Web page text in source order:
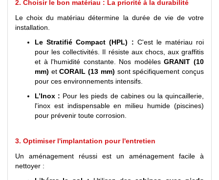
2. Choisir le bon matériau : La priorité à la durabilité
Le choix du matériau détermine la durée de vie de votre
installation.
Le Stratifié Compact (HPL) : C'est le matériau roi
pour les collectivités. Il résiste aux chocs, aux graffitis
et à l'humidité constante. Nos modèlesGRANIT (10
mm) etCORAIL (13 mm) sont spécifiquement conçus
pour ces environnements intensifs.
L’Inox : Pour les pieds de cabines ou la quincaillerie,
l'inox est indispensable en milieu humide (piscines)
pour prévenir toute corrosion.
3. Optimiser l'implantation pour l'entretien
Un aménagement réussi est un aménagement facile à
nettoyer :